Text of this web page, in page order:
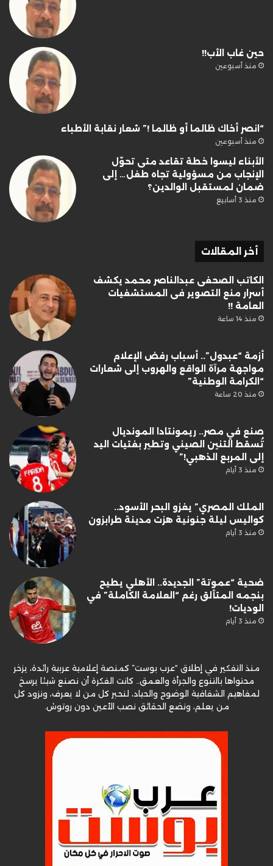
حين غاب الأب!!
منذ أسبوعين
“انصر أخاك ظالما أو ظالما !” شعار نقابة الأطباء
منذ أسبوعين
الأبناء ليسوا خطة تقاعد متى تحوّل
الإنجاب من مسؤولية تجاه طفل… إلى
ضمان لمستقبل الوالدين؟
منذ 3 أسابيع
أخر المقالات
الكاتب الصحفى عبدالناصر محمد يكشف
أسرار منع التصوير فى المستشفيات
العامة !!
منذ 14 ساعة
أزمة “عبدول”.. أسباب رفض الإعلام
مواجهة مرآة الواقع والهروب إلى شعارات
“الكرامة الوطنية”
منذ 20 ساعة
صنع في مصر.. ريمونتادا المونديال
تُسقط التنين الصيني وتطير بفتيات اليد
إلى المربع الذهبي!”
منذ 3 أيام
الملك المصري” يغزو البحر الأسود..
كواليس ليلة جنونية هزت مدينة طرابزون
منذ 3 أيام
ضحية “عموتة” الجديدة.. الأهلي يطيح
بنجمه المتألق رغم “العلامة الكاملة” في
الوديات!
منذ 3 أيام
منذ التفكير في إطلاق “عرب بوست” كمنصة إعلامية عربية رائدة، يزخر
محتواها بالتنوع والجرأة والعمق.. كانت الفكرة أن نصنع شيئا يرسخ
لمفاهيم الشفافية الوضوح والحياد، لنحبر كل من لا يعرف، ونزود كل
من يعلم، ونضع الحقائق نصب الأعين دون روتوش.